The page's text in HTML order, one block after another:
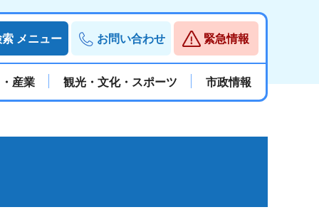
索 メニュー お問い合わせ 緊急情報
産業 観光・文化・スポーツ 市政情報